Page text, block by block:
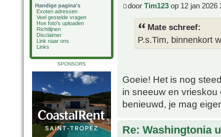
Handige pagina's
Exoten adressen
Veel gestelde vragen
Hoe foto's uploaden
Richtlijnen
Disclaimer
Link naar ons
Links
SPONSORS
door Tim123 op 12 jan 2026
Mate schreef:
P.s.Tim, binnenkort
Goeie! Het is nog
in sneeuw en
benieuwd, je mag
Re: Washingtonia